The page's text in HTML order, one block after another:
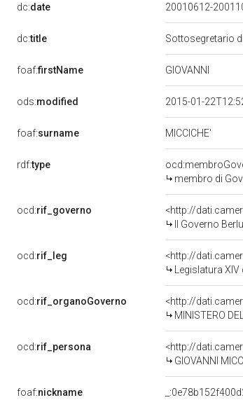
dc:date 20010612-
dc:title Sottosegretario
foaf:firstName GIOVANNI
ods:modified 2015-01-
foaf:surname MICCICHE'
rdf:type
membro di
ocd:rif_governo
<http://
II Governo
ocd:rif_leg
<http://
Legislatura
ocd:rif_organoGoverno
<http://
MINISTERO
ocd:rif_persona
<http://
GIOVANNI
foaf:nickname